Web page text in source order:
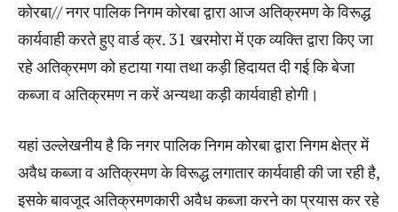
कोरबा// नगर पालिक निगम कोरबा द्वारा आज अतिक्रमण के विरूद्ध
कार्यवाही करते हुए वार्ड क्र. 31 खरमोरा में एक व्यक्ति द्वारा किए जा
रहे अतिक्रमण को हटाया गया तथा कड़ी हिदायत दी गई कि बेजा
कब्जा व अतिक्रमण न करें अन्यथा कड़ी कार्यवाही होगी।
यहां उल्लेखनीय है कि नगर पालिक निगम कोरबा द्वारा निगम क्षेत्र में
अवैध कब्जा व अतिक्रमण के विरूद्ध लगातार कार्यवाही की जा रही है,
इसके बावजूद अतिक्रमणकारी अवैध कब्जा करने का प्रयास कर रहे